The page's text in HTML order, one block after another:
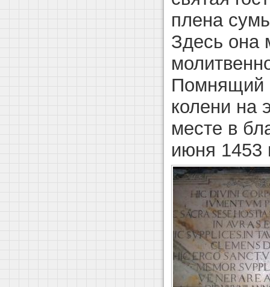
плена
Здесь она
Помнящий
колени на
месте в
июня 1453